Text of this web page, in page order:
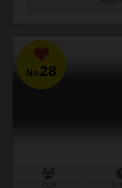
No.28